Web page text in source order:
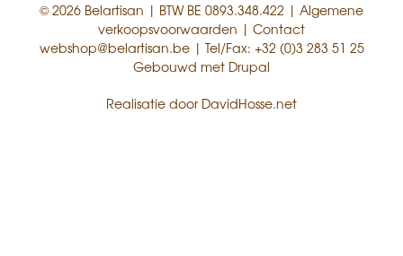
© 2026 Belartisan | BTW BE 0893.348.422 | Algemene
verkoopsvoorwaarden | Contact
webshop@belartisan.be| Tel/Fax: +32 (0)3 283 51 25
Gebouwd met Drupal
Realisatie door DavidHosse.net